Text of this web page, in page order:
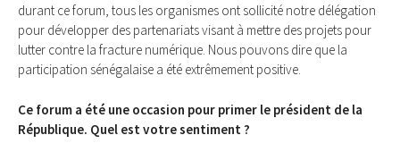
durant ce forum, tous les organismes ont sollicité notre délégation
pour développer des partenariats visant à mettre des projets pour
lutter contre la fracture numérique. Nous pouvons dire que la
participation sénégalaise a été extrêmement positive.
Ce forum a été une occasion pour primer le président de la
République. Quel est votre sentiment ?